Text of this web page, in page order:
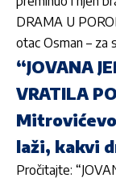
DRAMA U
otac Osman – za
“JOVANA
VRATILA
laži, kakvi
Pročitajte: